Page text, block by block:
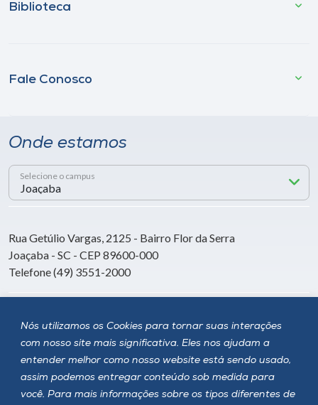
Nós utilizamos os Cookies para tornar suas interações
com nosso site mais significativa. Eles nos ajudam a
entender melhor como nosso website está sendo usado,
assim podemos entregar conteúdo sob medida para
você. Para mais informações sobre os tipos diferentes de
Biblioteca
Fale Conosco
Onde estamos
Selecione o campus
Rua Getúlio Vargas, 2125 - Bairro Flor da Serra
Joaçaba - SC - CEP 89600-000
Telefone (49) 3551-2000
Siga a Unoesc